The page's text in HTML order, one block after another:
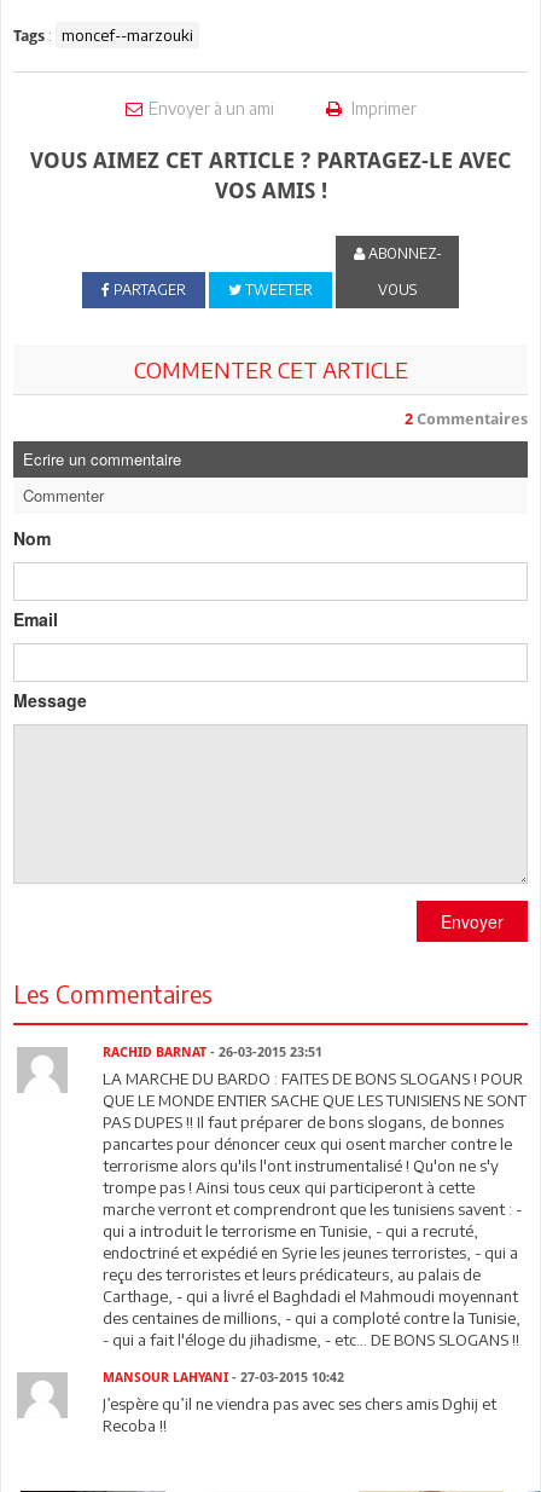
Tags : moncef--marzouki
Envoyer à un ami Imprimer
VOUS AIMEZ CET ARTICLE ? PARTAGEZ-LE AVEC
VOS AMIS !
PARTAGER TWEETER
ABONNEZ-
VOUS
COMMENTER CET ARTICLE
2 Commentaires
Ecrire un commentaire
Commenter
Nom
Email
Message
Envoyer
Les Commentaires
RACHID BARNAT - 26-03-2015 23:51
LA MARCHE DU BARDO : FAITES DE BONS SLOGANS ! POUR
QUE LE MONDE ENTIER SACHE QUE LES TUNISIENS NE SONT
PAS DUPES !! Il faut préparer de bons slogans, de bonnes
pancartes pour dénoncer ceux qui osent marcher contre le
terrorisme alors qu'ils l'ont instrumentalisé ! Qu'on ne s'y
trompe pas ! Ainsi tous ceux qui participeront à cette
marche verront et comprendront que les tunisiens savent : -
qui a introduit le terrorisme en Tunisie, - qui a recruté,
endoctriné et expédié en Syrie les jeunes terroristes, - qui a
reçu des terroristes et leurs prédicateurs, au palais de
Carthage, - qui a livré el Baghdadi el Mahmoudi moyennant
des centaines de millions, - qui a comploté contre la Tunisie,
- qui a fait l'éloge du jihadisme, - etc... DE BONS SLOGANS !!
MANSOUR LAHYANI - 27-03-2015 10:42
J’espère qu’il ne viendra pas avec ses chers amis Dghij et
Recoba !!